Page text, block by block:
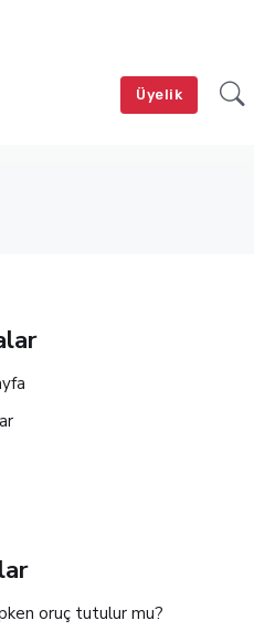
Üyelik
oruç tutulur mu?